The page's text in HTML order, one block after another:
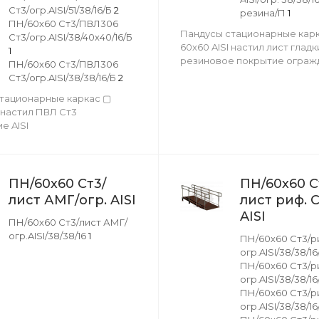
Ст3/огр.AISI/51/38/16/Б 2
ПН/60х60 Ст3/ПВЛ306
Ст3/огр.AISI/38/40х40/16/Б
1
ПН/60х60 Ст3/ПВЛ306
Ст3/огр.AISI/38/38/16/Б 2
каркас ▢
ПВЛ Ст3
AISI
резина/П 1
Пандусы стационарные
60х60 AISI настил лист
резиновое покрытие
ПН/60х60 Ст3/
лист АМГ/огр. AISI
ПН/60х60 Ст3/лист АМГ/
огр.AISI/38/38/161
ПН/60х60
лист риф.
AISI
ПН/60х60 Ст3/
огр.AISI/38/38/
ПН/60х60 Ст3/
огр.AISI/38/38/
ПН/60х60 Ст3/
огр.AISI/38/38/